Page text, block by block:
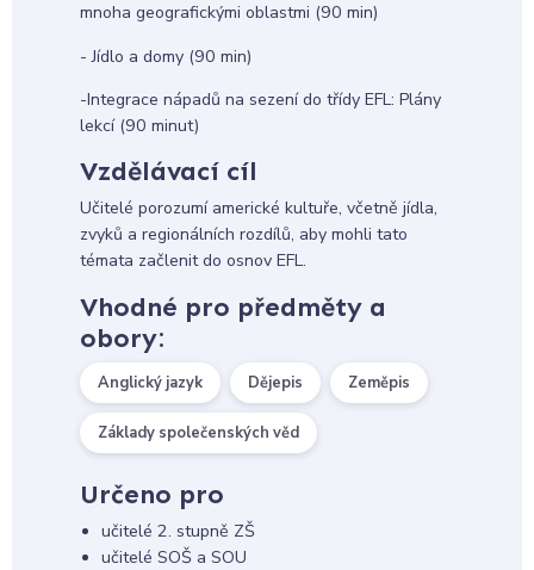
mnoha geografickými oblastmi (90 min)
- Jídlo a domy (90 min)
-Integrace nápadů na sezení do třídy EFL: Plány
lekcí (90 minut)
Vzdělávací cíl
Učitelé porozumí americké kultuře, včetně jídla,
zvyků a regionálních rozdílů, aby mohli tato
témata začlenit do osnov EFL.
Vhodné pro předměty a
obory:
Anglický jazyk Dějepis Zeměpis
Základy společenských věd
Určeno pro
učitelé 2. stupně ZŠ
učitelé SOŠ a SOU